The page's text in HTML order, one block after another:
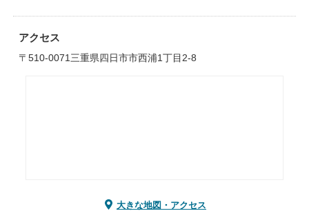
アクセス
〒510-0071三重県四日市市西浦1丁目2-8
大きな地図・アクセス